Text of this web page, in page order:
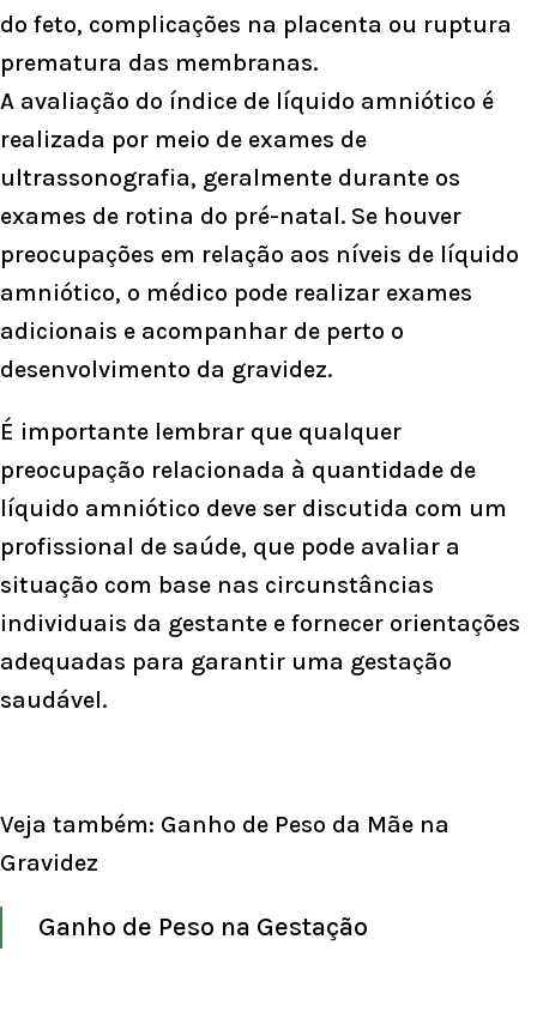
do feto, complicações na placenta ou ruptura
prematura das membranas.
A avaliação do índice de líquido amniótico é
realizada por meio de exames de
ultrassonografia, geralmente durante os
exames de rotina do pré-natal. Se houver
preocupações em relação aos níveis de líquido
amniótico, o médico pode realizar exames
adicionais e acompanhar de perto o
desenvolvimento da gravidez.
É importante lembrar que qualquer
preocupação relacionada à quantidade de
líquido amniótico deve ser discutida com um
profissional de saúde, que pode avaliar a
situação com base nas circunstâncias
individuais da gestante e fornecer orientações
adequadas para garantir uma gestação
saudável.
Veja também: Ganho de Peso da Mãe na
Gravidez
Ganho de Peso na Gestação